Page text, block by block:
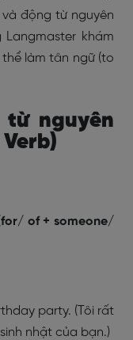
động từ nguyên
khám
làm tân ngữ (to
từ nguyên
of + someone/
party. (Tôi rất
nhật của bạn.)